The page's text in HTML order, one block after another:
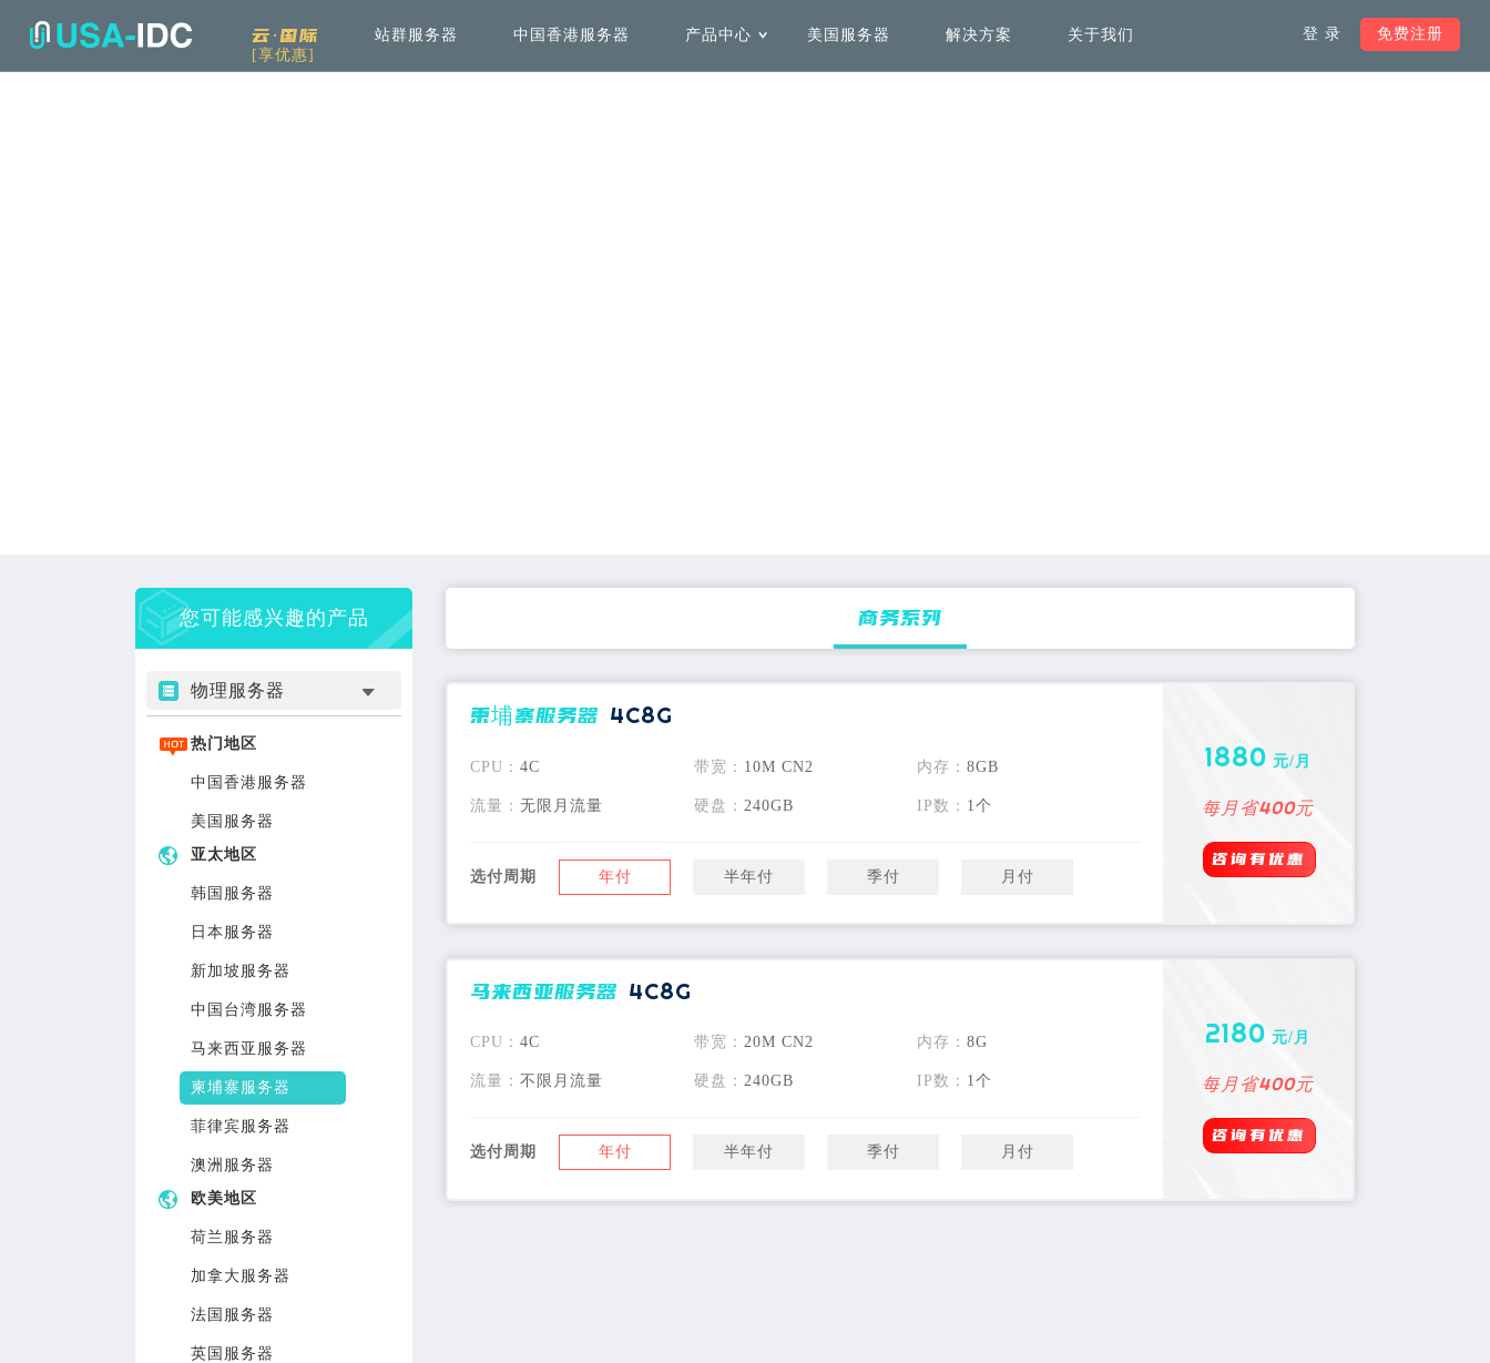
免费注册
登 录
云·国际
[享优惠]
站群服务器 中国香港服务器 产品中心 美国服务器 解决方案 关于我们
免备案
您可能感兴趣的产品
物理服务器
热门地区
中国香港服务器
美国服务器
亚太地区
韩国服务器
日本服务器
新加坡服务器
中国台湾服务器
马来西亚服务器
柬埔寨服务器
菲律宾服务器
澳洲服务器
欧美地区
荷兰服务器
加拿大服务器
法国服务器
英国服务器
商务系列
柬埔寨服务器 4C8G
CPU： 4C 带宽： 10M CN2 内存：8GB
流量： 无限月流量 硬盘： 240GB IP数： 1个
选付周期 年付 半年付 季付 月付
1880 元/月
每月省400元
咨询有优惠
马来西亚服务器 4C8G
CPU： 4C 带宽： 20M CN2 内存：8G
流量： 不限月流量 硬盘： 240GB IP数： 1个
选付周期 年付 半年付 季付 月付
2180 元/月
每月省400元
咨询有优惠